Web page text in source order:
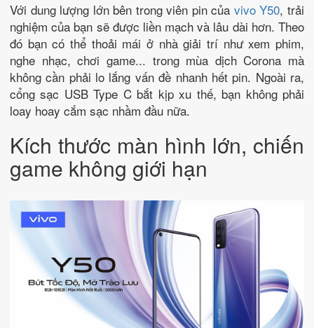
Với dung lượng lớn bên trong viên pin của vivo Y50, trải
nghiệm của bạn sẽ được liền mạch và lâu dài hơn. Theo
đó bạn có thể thoải mái ở nhà giải trí như xem phim,
nghe nhạc, chơi game... trong mùa dịch Corona mà
không cần phải lo lắng vấn đề nhanh hết pin. Ngoài ra,
cổng sạc USB Type C bắt kịp xu thế, bạn không phải
loay hoay cắm sạc nhầm đầu nữa.
Kích thước màn hình lớn, chiến
game không giới hạn